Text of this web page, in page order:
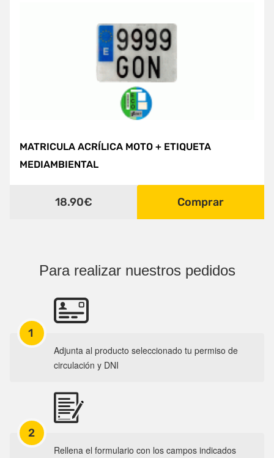
MATRICULA ACRÍLICA MOTO + ETIQUETA
MEDIAMBIENTAL
18.90€ Comprar
Para realizar nuestros pedidos
1
Adjunta al producto seleccionado tu permiso de
circulación y DNI
2
Rellena el formulario con los campos indicados